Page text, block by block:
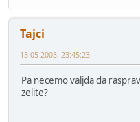
Tajci
13-05-2003, 23:45:23
Pa necemo valjda da
zelite?